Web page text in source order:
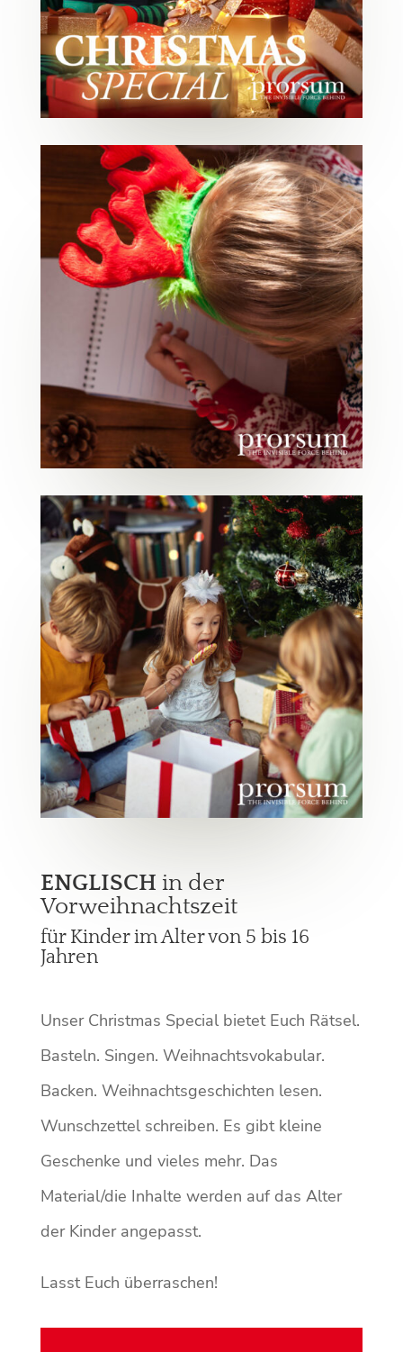
ENGLISCH in der
Vorweihnachtszeit
für Kinder im Alter von 5 bis 16
Jahren
Unser Christmas Special bietet Euch Rätsel.
Basteln. Singen. Weihnachtsvokabular.
Backen. Weihnachtsgeschichten lesen.
Wunschzettel schreiben. Es gibt kleine
Geschenke und vieles mehr. Das
Material/die Inhalte werden auf das Alter
der Kinder angepasst.
Lasst Euch überraschen!